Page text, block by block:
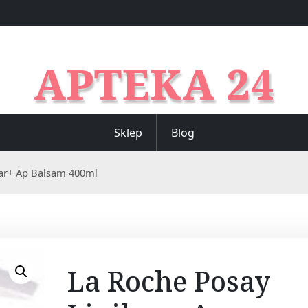
APTEKA 24
Sklep Blog
Ap Balsam 400ml
La Roche Posay